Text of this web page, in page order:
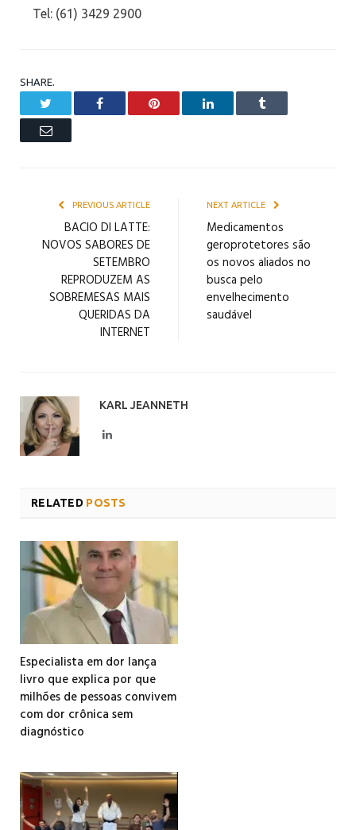
Tel: (61) 3429 2900
SHARE.
Facebook Pinterest LinkedIn Tumblr
Email
PREVIOUS ARTICLE
BACIO DI LATTE:
NOVOS SABORES DE
SETEMBRO
REPRODUZEM AS
SOBREMESAS MAIS
QUERIDAS DA
INTERNET
NEXT ARTICLE
Medicamentos
geroprotetores são
os novos aliados no
busca pelo
envelhecimento
saudável
KARL JEANNETH
LinkedIn
RELATED POSTS
Especialista em dor lança
livro que explica por que
milhões de pessoas convivem
com dor crônica sem
diagnóstico